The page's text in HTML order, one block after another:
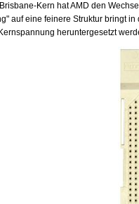
Kern hat AMD den
auf eine feinere Struktur bringt
heruntergesetzt